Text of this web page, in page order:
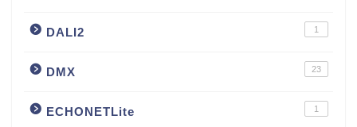
DALI2 1
DMX 23
ECHONETLite 1